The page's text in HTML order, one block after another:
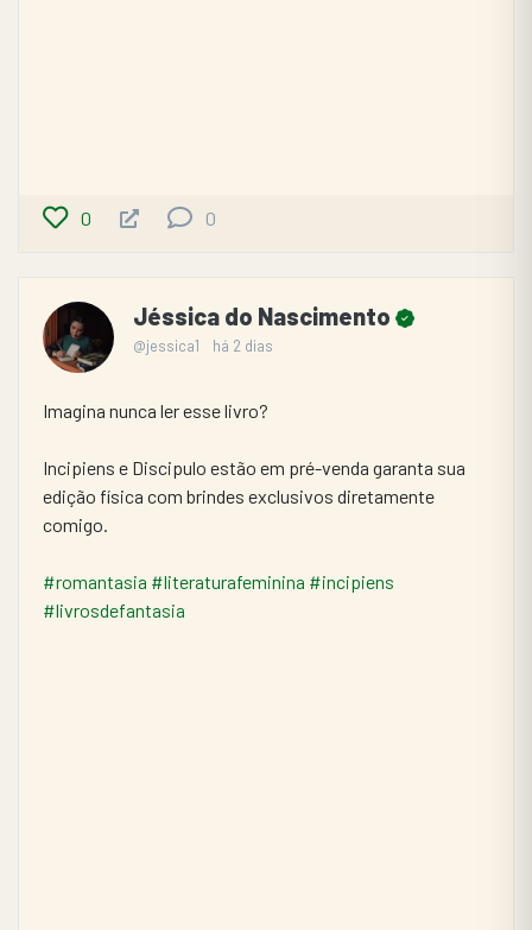
0 0
Jéssica do Nascimento
@jessica1 há 2 dias
Imagina nunca ler esse livro?
Incipiens e Discipulo estão em pré-venda garanta sua
edição física com brindes exclusivos diretamente
comigo.
#romantasia #literaturafeminina #incipiens
#livrosdefantasia